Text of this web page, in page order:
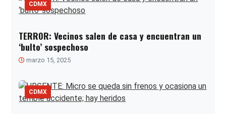
CDMX
TERROR: Vecinos salen de casa y encuentran un
‘bulto’ sospechoso
marzo 15, 2025
CDMX